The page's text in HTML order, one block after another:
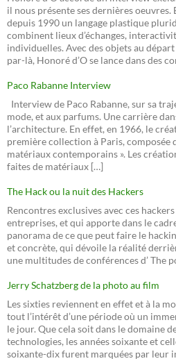
il nous présente ses dernières
depuis 1990 un langage plastique
combinent lieux d’échanges,
individuelles. Avec des objets au
par-là, Honoré d’O se lance dans des
Paco Rabanne Interview
Interview de Paco Rabanne, sur sa
mode, et aux parfums. Une carrière
l’architecture. En effet, en 1966, le
première collection à Paris, composée
matériaux contemporains ». Les
faites de matériaux […]
The Hack ou la nuit des Hackers
Rencontres exclusives avec ces
entreprises, et qui apporte dans le
panorama de ce que peut faire le
et concrète, qui dévoile la réalité
une multitudes de conférences d’ The
Jerry Schatzberg de la photo au film
Les sixties reviennent en effet et à la
tout l’intérêt d’une période où un
le jour. Que cela soit dans le domaine
technologies, les années soixante et
soixante-dix furent marquées par leur